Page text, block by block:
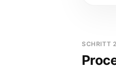
SCHRITT 2